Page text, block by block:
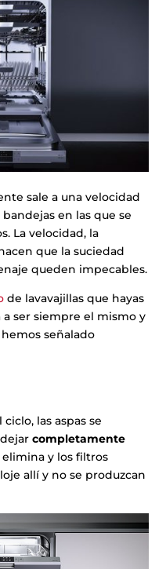
sale a una velocidad
en las que se
La velocidad, la
que la suciedad
queden impecables.
de lavavajillas que hayas
ser siempre el mismo y
señalado
las aspas se
dejarcompletamente
elimina y los filtros
allí y no se produzcan